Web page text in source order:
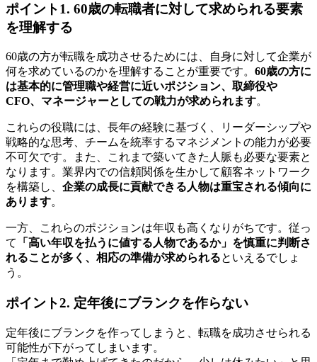
ポイント1. 60歳の転職者に対して求められる要素
を理解する
60歳の方が転職を成功させるためには、自身に対して企業が
何を求めているのかを理解することが重要です。 60歳の方に
は基本的に管理職や経営に近いポジション、取締役や
CFO、マネージャーとしての戦力が求められます。
これらの役職には、長年の経験に基づく、リーダーシップや
戦略的な思考、チームを統率するマネジメントの能力が必要
不可欠です。また、これまで築いてきた人脈も必要な要素と
なります。業界内での信頼関係を生かして顧客ネットワーク
を構築し、 企業の成長に貢献できる人物は重宝される傾向に
あります。
一方、これらのポジションは年収も高くなりがちです。従っ
て
「高い年収を払うに値する人物であるか」を慎重に判断さ
れることが多く、相応の準備が求められるといえるでしょ
う。
ポイント2. 定年後にブランクを作らない
定年後にブランクを作ってしまうと、転職を成功させられる
可能性が下がってしまいます。